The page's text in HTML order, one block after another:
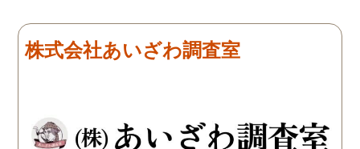
来ていました。 担当の人も
丁寧で報告内容もわかりや
ですね。
く、むしろ期待以上に細
く調査・報告してくれた
株式会社あいざわ調査室